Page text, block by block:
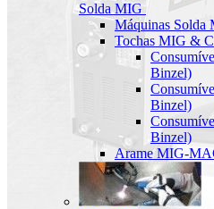
Solda MIG
Máquinas Solda
Tochas MIG &
Binzel)
Binzel)
Binzel)
Arame MIG-